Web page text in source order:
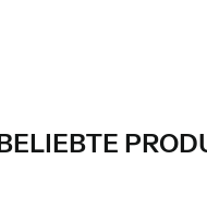
BELIEBTE